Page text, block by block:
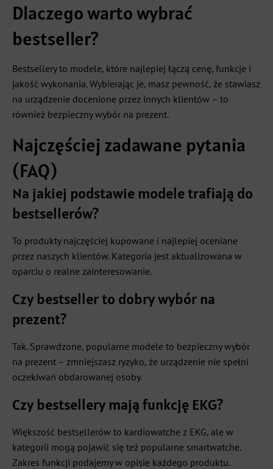
Dlaczego warto wybrać
bestseller?
Bestsellery to modele, które najlepiej łączą cenę, funkcje i
jakość wykonania. Wybierając je, masz pewność, że stawiasz
na urządzenie docenione przez innych klientów – to
również bezpieczny wybór na prezent.
Najczęściej zadawane pytania
(FAQ)
Na jakiej podstawie modele trafiają do
bestsellerów?
To produkty najczęściej kupowane i najlepiej oceniane
przez naszych klientów. Kategoria jest aktualizowana w
oparciu o realne zainteresowanie.
Czy bestseller to dobry wybór na
prezent?
Tak. Sprawdzone, popularne modele to bezpieczny wybór
na prezent – zmniejszasz ryzyko, że urządzenie nie spełni
oczekiwań obdarowanej osoby.
Czy bestsellery mają funkcję EKG?
Większość bestsellerów to kardiowatche z EKG, ale w
kategorii mogą pojawić się też popularne smartwatche.
Zakres funkcji podajemy w opisie każdego produktu.